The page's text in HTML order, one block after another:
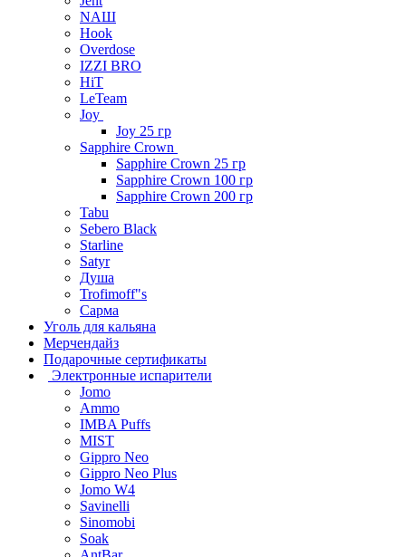
NAШ
Hook
Overdose
IZZI BRO
HiT
LeTeam
Joy
Joy 25 гр
Sapphire Crown
Sapphire Crown 25 гр
Sapphire Crown 100 гр
Sapphire Crown 200 гр
Tabu
Sebero Black
Starline
Satyr
Душа
Trofimoff"s
Сарма
Уголь для кальяна
Мерчендайз
Подарочные сертификаты
Электронные испарители
Jomo
Ammo
IMBA Puffs
MIST
Gippro Neo
Gippro Neo Plus
Jomo W4
Savinelli
Sinomobi
Soak